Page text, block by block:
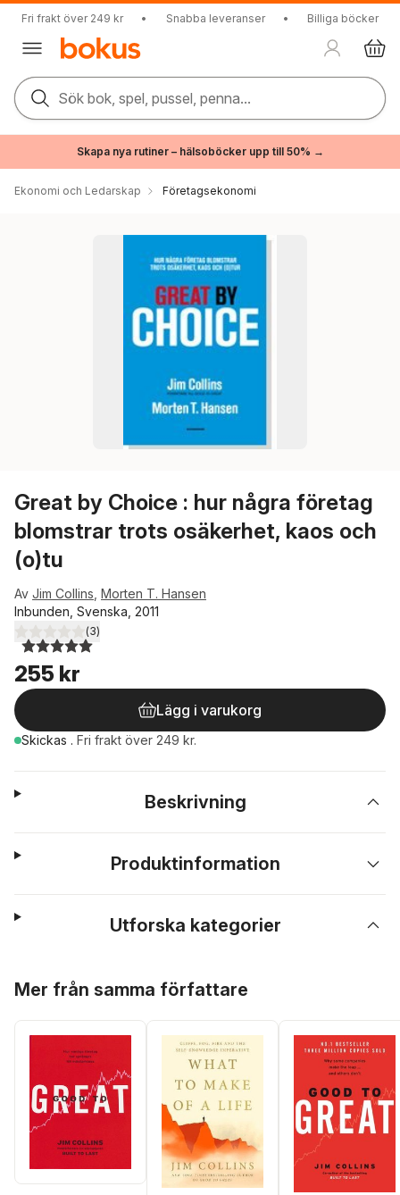
Fri frakt över 249 kr • Snabba leveranser • Billiga böcker
Sök bok, spel, pussel, penna...
Skapa nya rutiner – hälsoböcker upp till 50% →
Ekonomi och Ledarskap Företagsekonomi
Great by Choice : hur några företag
blomstrar trots osäkerhet, kaos och
(o)tu
Av Jim Collins Morten T. Hansen
Inbunden, Svenska, 2011
5,0utav 5 stjärnor. Totalt antal röster:
(3)
255 kr
Lägg i varukorg
Skickas . Fri frakt över 249 kr.
Beskrivning
Produktinformation
Utforska kategorier
Mer från samma författare